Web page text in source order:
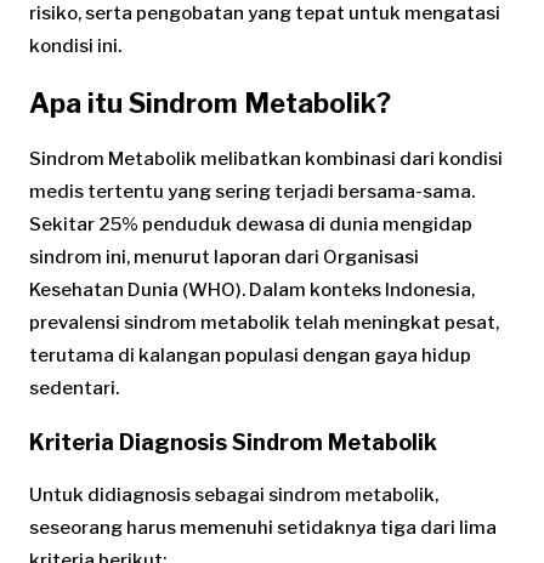
risiko, serta pengobatan yang tepat untuk mengatasi
kondisi ini.
Apa itu Sindrom Metabolik?
Sindrom Metabolik melibatkan kombinasi dari kondisi
medis tertentu yang sering terjadi bersama-sama.
Sekitar 25% penduduk dewasa di dunia mengidap
sindrom ini, menurut laporan dari Organisasi
Kesehatan Dunia (WHO). Dalam konteks Indonesia,
prevalensi sindrom metabolik telah meningkat pesat,
terutama di kalangan populasi dengan gaya hidup
sedentari.
Kriteria Diagnosis Sindrom Metabolik
Untuk didiagnosis sebagai sindrom metabolik,
seseorang harus memenuhi setidaknya tiga dari lima